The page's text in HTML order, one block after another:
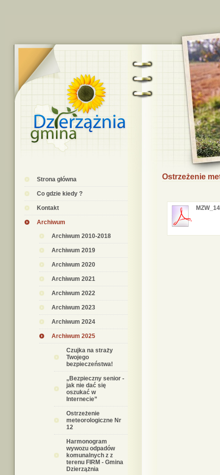
Strona główna
Co gdzie kiedy ?
Kontakt
Archiwum
Archiwum 2010-2018
Archiwum 2019
Archiwum 2020
Archiwum 2021
Archiwum 2022
Archiwum 2023
Archiwum 2024
Archiwum 2025
Czujka na straży
Twojego
bezpieczeństwa!
„Bezpieczny senior -
jak nie dać się
oszukać w
Internecie”
Ostrzeżenie
meteorologiczne Nr
12
Harmonogram
wywozu odpadów
komunalnych z z
terenu FIRM - Gmina
Dzierzążnia
Ostrzeżenie